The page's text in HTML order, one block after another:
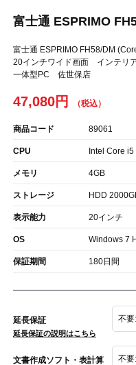
富士通 ESPRIMO
富士通 ESPRIMO FH58/DM
20インチワイド画面 インテリ
一体型PC 佐世保店
47,080円
商品コード 89061
CPU Intel Core
メモリ 4GB
ストレージ HDD
表示能力 20インチ
OS Windows 7
保証期間 180日間
延長保証
延長保証の説明はこちら
文書作成ソフト・表計算